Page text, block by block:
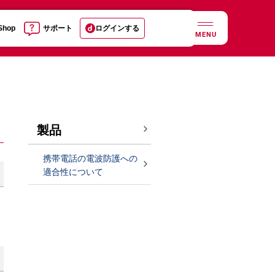
サポート ログインする
MENU
製品
携帯電話の電波防護への
適合性について